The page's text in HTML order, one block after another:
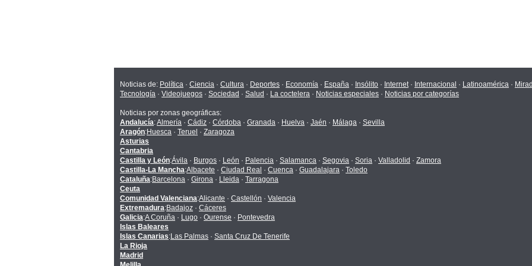
Noticias de: Política · Ciencia · Cultura · Deportes · Economía · España · Insólito · Internet· Internacional · Latinoamérica ·
Tecnología · Videojuegos · Sociedad · Salud · La coctelera · Noticias especiales · Noticias por categorías
Noticias por zonas geográficas:
Andalucía:Almería · Cádiz · Córdoba · Granada · Huelva · Jaén · Málaga · Sevilla
Aragón:Huesca · Teruel · Zaragoza
Asturias
Cantabria
Castilla y León:Ávila · Burgos · León · Palencia · Salamanca · Segovia · Soria · Valladolid · Zamora
Castilla-La Mancha:Albacete · Ciudad Real · Cuenca · Guadalajara · Toledo
Cataluña:Barcelona · Girona · Lleida · Tarragona
Ceuta
Comunidad Valenciana:Alicante · Castellón · Valencia
Extremadura:Badajoz · Cáceres
Galicia:A Coruña · Lugo · Ourense · Pontevedra
Islas Baleares
Islas Canarias:Las Palmas · Santa Cruz De Tenerife
La Rioja
Madrid